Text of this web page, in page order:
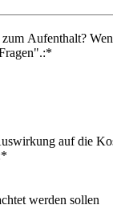
Aufenthalt?
auf die
werden sollen